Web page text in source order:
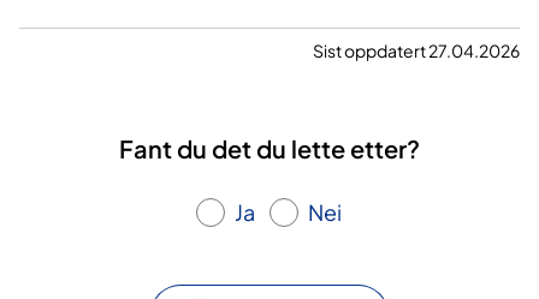
Sist oppdatert 27.04.2026
Fant du det du lette etter?
Ja Nei